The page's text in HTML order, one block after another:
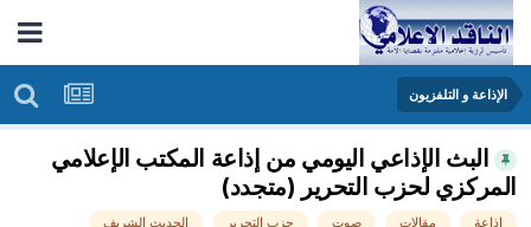
الإذاعة و التلفزيون
البث الإذاعي اليومي من إذاعة المكتب الإعلامي
المركزي لحزب التحرير (متجدد)
إذاعة مقالات صوت حزب التحرير الحديث الشريف